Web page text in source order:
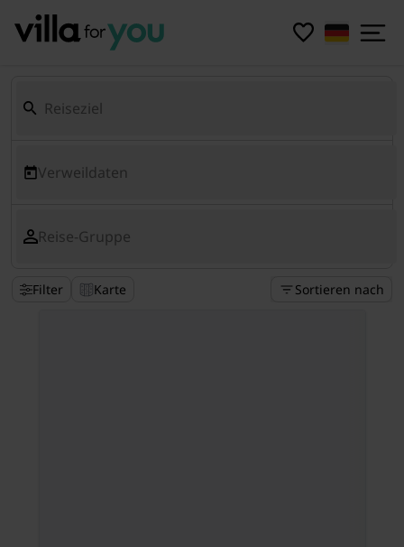
Verweildaten
Reise-Gruppe
Filter Karte Sortieren nach